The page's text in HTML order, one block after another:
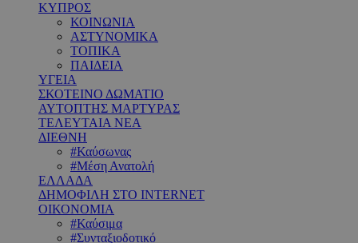
ΚΥΠΡΟΣ
ΚΟΙΝΩΝΙΑ
ΑΣΤΥΝΟΜΙΚΑ
ΤΟΠΙΚΑ
ΠΑΙΔΕΙΑ
ΥΓΕΙΑ
ΣΚΟΤΕΙΝΟ ΔΩΜΑΤΙΟ
ΑΥΤΟΠΤΗΣ ΜΑΡΤΥΡΑΣ
ΤΕΛΕΥΤΑΙΑ ΝΕΑ
ΔΙΕΘΝΗ
#Καύσωνας
#Μέση Ανατολή
ΕΛΛΑΔΑ
ΔΗΜΟΦΙΛΗ ΣΤΟ INTERNET
ΟΙΚΟΝΟΜΙΑ
#Καύσιμα
#Συνταξιοδοτικό